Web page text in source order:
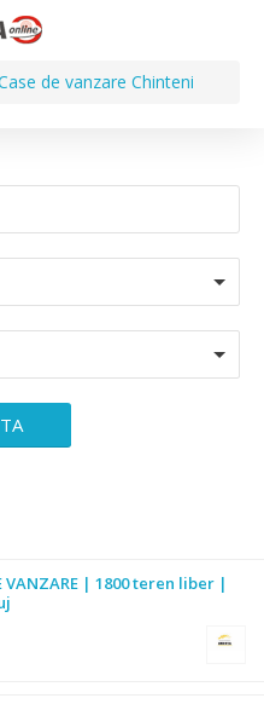
de vanzare Chinteni
VANZARE | 1800 teren liber |